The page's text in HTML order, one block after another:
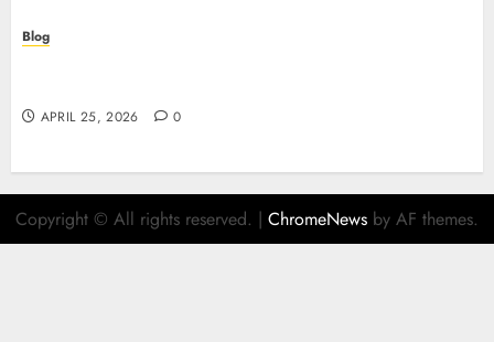
Blog
APRIL 25, 2026 0
Copyright © All rights reserved. | ChromeNews by AF themes.